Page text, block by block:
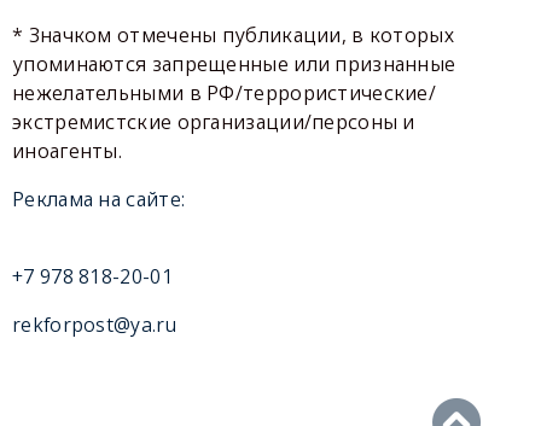
* Значком отмечены публикации, в которых
упоминаются запрещенные или признанные
нежелательными в РФ/террористические/
экстремистские организации/персоны и
иноагенты.
Реклама на сайте:
+7 978 818-20-01
rekforpost@ya.ru